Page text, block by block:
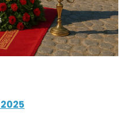
2025